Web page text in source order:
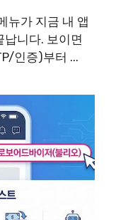
뉴가 지금 내 앱
납니다. 보이면
인증)부터 ...